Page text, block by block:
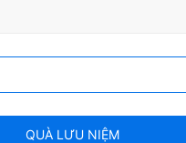
QUÀ LƯU NIỆM